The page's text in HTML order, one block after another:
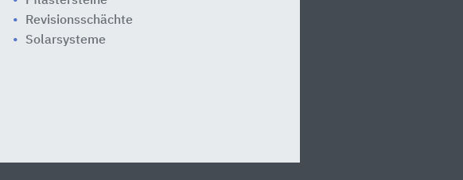
Revisionsschächte
Solarsysteme